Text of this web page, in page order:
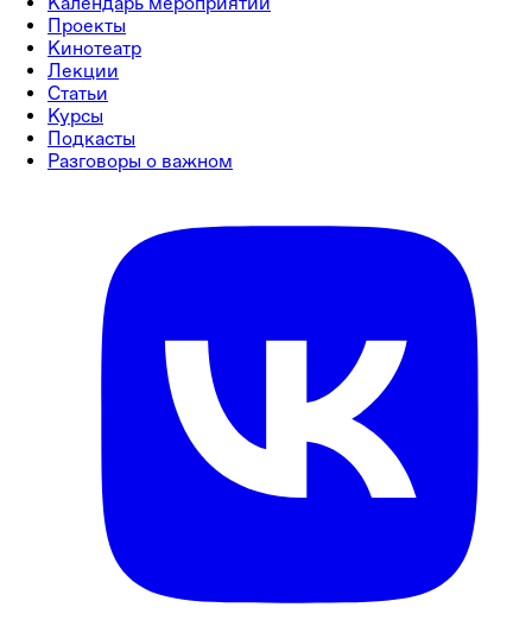
Проекты
Кинотеатр
Лекции
Статьи
Курсы
Подкасты
Разговоры о важном